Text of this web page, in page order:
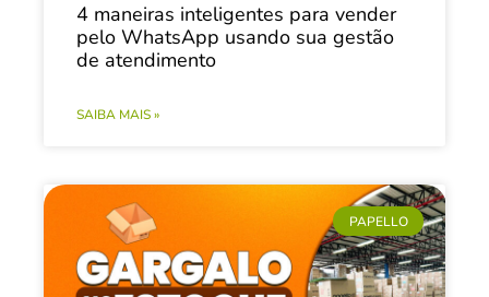
4 maneiras inteligentes para vender
pelo WhatsApp usando sua gestão
de atendimento
SAIBA MAIS »
PAPELLO